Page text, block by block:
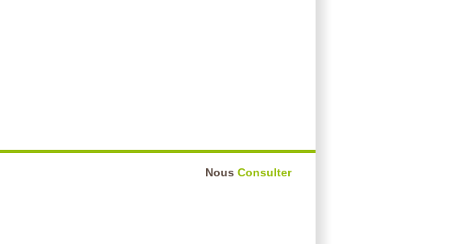
Nous Consulter